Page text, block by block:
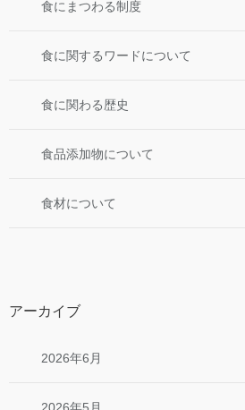
食にまつわる制度
食に関するワードについて
食に関わる歴史
食品添加物について
食材について
アーカイブ
2026年6月